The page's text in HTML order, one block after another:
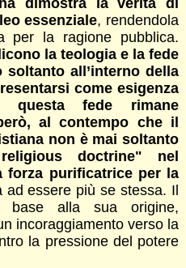
dimostra la verità di
essenziale, rendendola
per la ragione pubblica.
la teologia e la fede
all’interno della
come esigenza
fede rimane
al contempo che il
non è mai soltanto
doctrine" nel
forza purificatrice per la
ad essere più se stessa. Il
base alla sua origine,
incoraggiamento verso la
la pressione del potere